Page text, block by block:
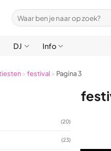
Zoeken
naar:
DJ Info
> festival > Pagina 3
(20)
(23)